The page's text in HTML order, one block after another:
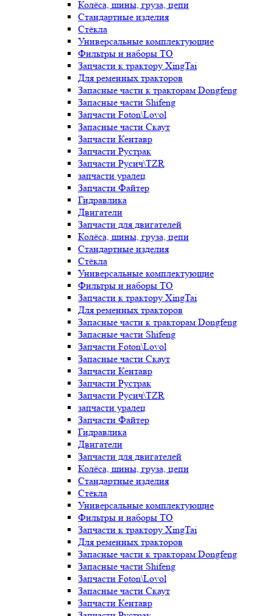
Колёса, шины, груза, цепи
Стандартные изделия
Стёкла
Универсальные комплектующие
Фильтры и наборы ТО
Запчасти к трактору XingTai
Для ременных тракторов
Запасные части к тракторам Dongfeng
Запасные части Shifeng
Запчасти Foton\Lovol
Запасные части Скаут
Запчасти Кентавр
Запчасти Рустрак
Запчасти Русич\TZR
запчасти уралец
Запчасти Файтер
Гидравлика
Двигатели
Запчасти для двигателей
Колёса, шины, груза, цепи
Стандартные изделия
Стёкла
Универсальные комплектующие
Фильтры и наборы ТО
Запчасти к трактору XingTai
Для ременных тракторов
Запасные части к тракторам Dongfeng
Запасные части Shifeng
Запчасти Foton\Lovol
Запасные части Скаут
Запчасти Кентавр
Запчасти Рустрак
Запчасти Русич\TZR
запчасти уралец
Запчасти Файтер
Гидравлика
Двигатели
Запчасти для двигателей
Колёса, шины, груза, цепи
Стандартные изделия
Стёкла
Универсальные комплектующие
Фильтры и наборы ТО
Запчасти к трактору XingTai
Для ременных тракторов
Запасные части к тракторам Dongfeng
Запасные части Shifeng
Запчасти Foton\Lovol
Запасные части Скаут
Запчасти Кентавр